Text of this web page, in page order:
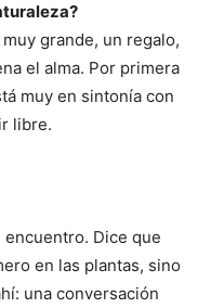
grande, un regalo,
el alma. Por primera
muy en sintonía con
libre.
Dice que
en las plantas, sino
una conversación